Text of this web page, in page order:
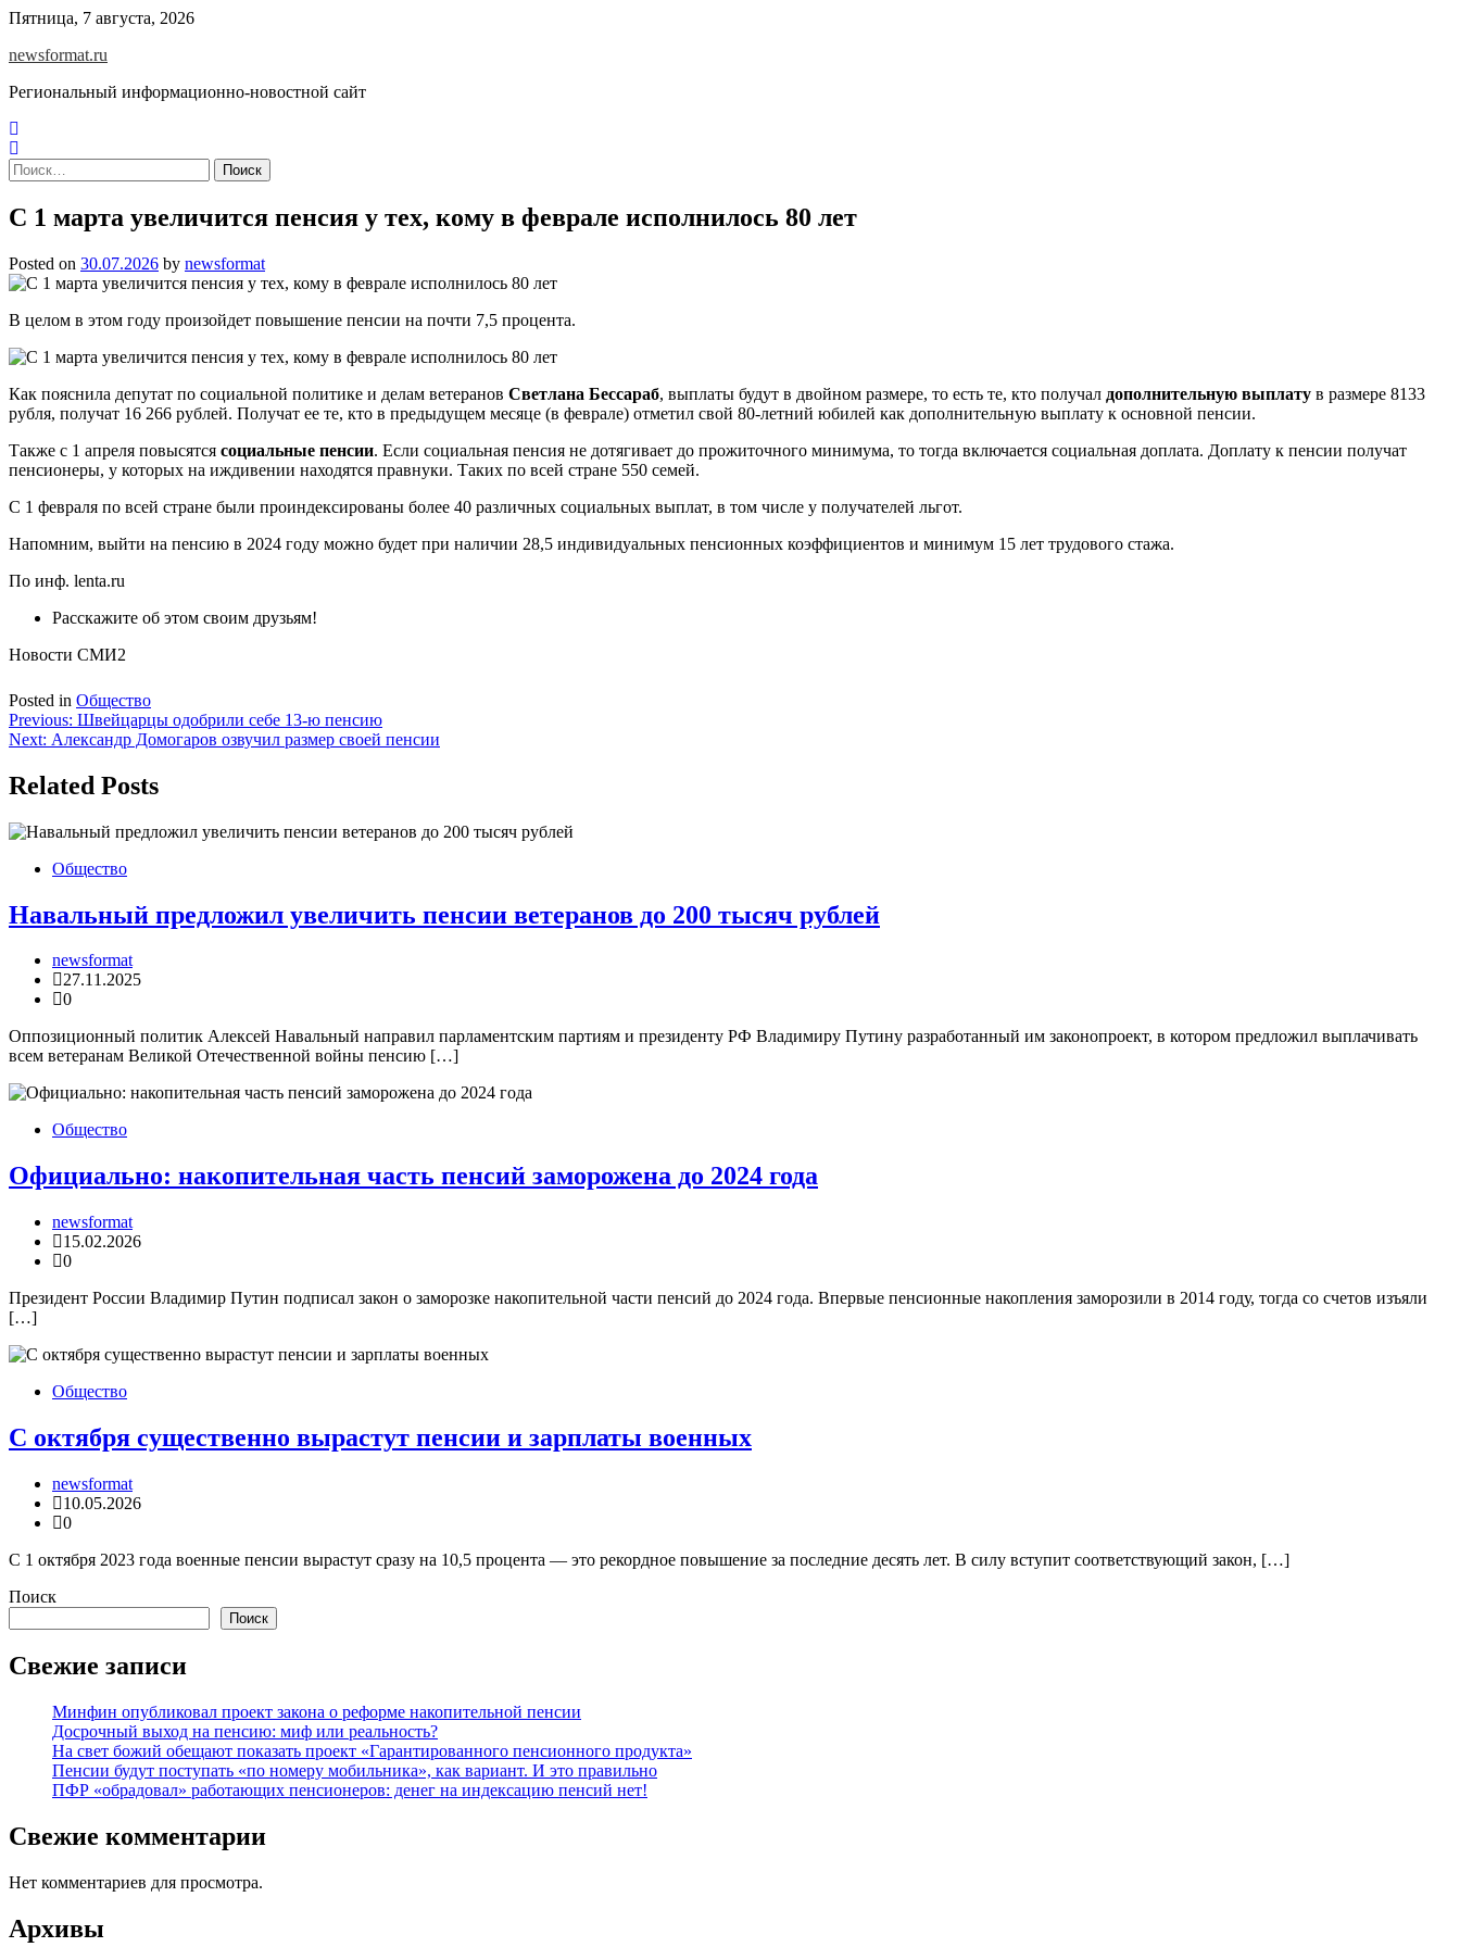
Skip
content
Пятница, 7 августа, 2026
newsformat.ru
Региональный информационно-новостной сайт
Найти:
С 1 марта увеличится пенсия у тех, кому в феврале исполнилось 80 лет
Posted on 30.07.2026 by newsformat
В целом в этом году произойдет повышение пенсии на почти 7,5 процента.
Как пояснила депутат по социальной политике и делам ветеранов Светлана Бессараб, выплаты будут в двойном размере, то есть те, кто получал дополнительную выплату в размере 8133
рубля, получат 16 266 рублей. Получат ее те, кто в предыдущем месяце (в феврале) отметил свой 80-летний юбилей как дополнительную выплату к основной пенсии.
Также с 1 апреля повысятся социальные пенсии. Если социальная пенсия не дотягивает до прожиточного минимума, то тогда включается социальная доплата. Доплату к пенсии получат
пенсионеры, у которых на иждивении находятся правнуки. Таких по всей стране 550 семей.
С 1 февраля по всей стране были проиндексированы более 40 различных социальных выплат, в том числе у получателей льгот.
Напомним, выйти на пенсию в 2024 году можно будет при наличии 28,5 индивидуальных пенсионных коэффициентов и минимум 15 лет трудового стажа.
По инф. lenta.ru
Расскажите об этом своим друзьям!
Новости СМИ2
Posted in Общество
Навигация
по
записям
Previous: Швейцарцы одобрили себе 13-ю пенсию
Next: Александр Домогаров озвучил размер своей пенсии
Related Posts
Общество
Навальный предложил увеличить пенсии ветеранов до 200 тысяч рублей
newsformat
27.11.2025
0
Оппозиционный политик Алексей Навальный направил парламентским партиям и президенту РФ Владимиру Путину разработанный им законопроект, в котором предложил выплачивать
всем ветеранам Великой Отечественной войны пенсию […]
Общество
Официально: накопительная часть пенсий заморожена до 2024 года
newsformat
15.02.2026
0
Президент России Владимир Путин подписал закон о заморозке накопительной части пенсий до 2024 года. Впервые пенсионные накопления заморозили в 2014 году, тогда со счетов изъяли
[…]
Общество
С октября существенно вырастут пенсии и зарплаты военных
newsformat
10.05.2026
0
С 1 октября 2023 года военные пенсии вырастут сразу на 10,5 процента — это рекордное повышение за последние десять лет. В силу вступит соответствующий закон, […]
Поиск
Поиск
Свежие записи
Минфин опубликовал проект закона о реформе накопительной пенсии
Досрочный выход на пенсию: миф или реальность?
На свет божий обещают показать проект «Гарантированного пенсионного продукта»
Пенсии будут поступать «по номеру мобильника», как вариант. И это правильно
ПФР «обрадовал» работающих пенсионеров: денег на индексацию пенсий нет!
Свежие комментарии
Нет комментариев для просмотра.
Архивы